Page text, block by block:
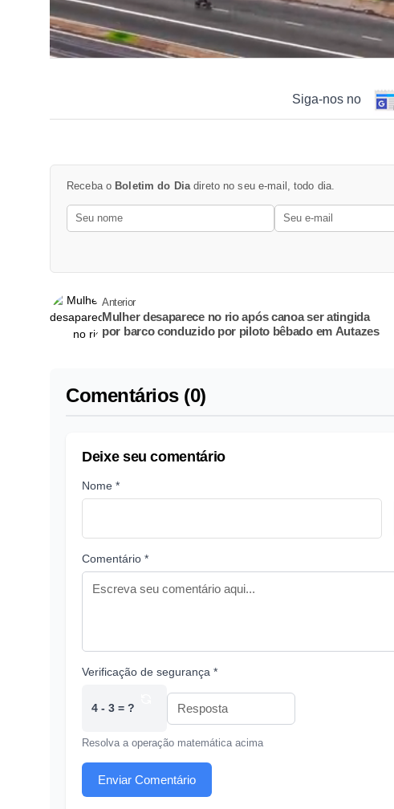
Siga-nos no
Receba o Boletim do Dia direto no seu e-mail, todo dia.
Anterior
Mulher desaparece no rio após canoa ser atingida
por barco conduzido por piloto bêbado em Autazes
Comentários (0)
Deixe seu comentário
Nome *
Comentário *
Verificação de segurança *
4 - 3 = ?
Resolva a operação matemática acima
Enviar Comentário